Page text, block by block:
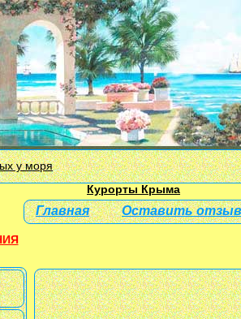
Курорты Крыма
у моря
Главная Оставить